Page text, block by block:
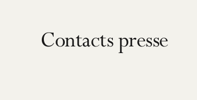
Contacts presse